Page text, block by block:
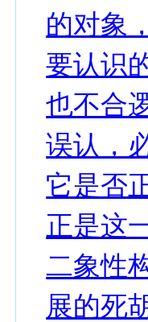
的对象
要认识
也不合
误认，
它是否
正是这
二象性
展的死